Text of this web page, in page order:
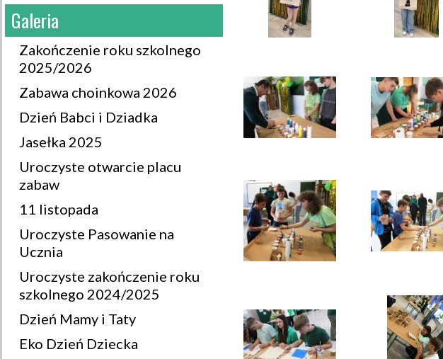
Galeria
Zakończenie roku szkolnego
2025/2026
Zabawa choinkowa 2026
Dzień Babci i Dziadka
Jasełka 2025
Uroczyste otwarcie placu
zabaw
11 listopada
Uroczyste Pasowanie na
Ucznia
Uroczyste zakończenie roku
szkolnego 2024/2025
Dzień Mamy i Taty
Eko Dzień Dziecka